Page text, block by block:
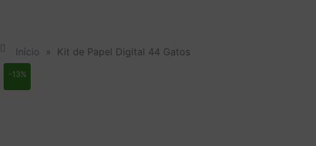
Início » Kit de Papel Digital 44 Gatos
-13%